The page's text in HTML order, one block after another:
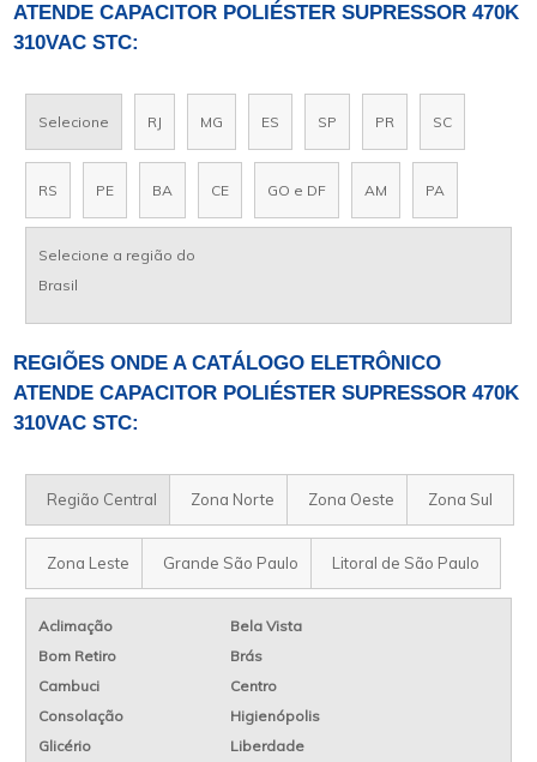
ATENDE CAPACITOR POLIÉSTER SUPRESSOR 470K
310VAC STC:
Selecione RJ MG ES SP PR SC
RS PE BA CE GO e DF AM PA
Selecione a região do
Brasil
REGIÕES ONDE A CATÁLOGO ELETRÔNICO
ATENDE CAPACITOR POLIÉSTER SUPRESSOR 470K
310VAC STC:
Região Central Zona Norte Zona Oeste Zona Sul
Zona Leste Grande São Paulo Litoral de São Paulo
Aclimação
Bela Vista
Bom Retiro
Brás
Cambuci
Centro
Consolação
Higienópolis
Glicério
Liberdade